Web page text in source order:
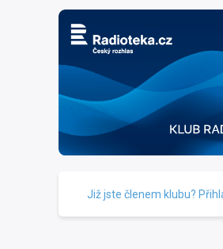
Již jste členem klubu?